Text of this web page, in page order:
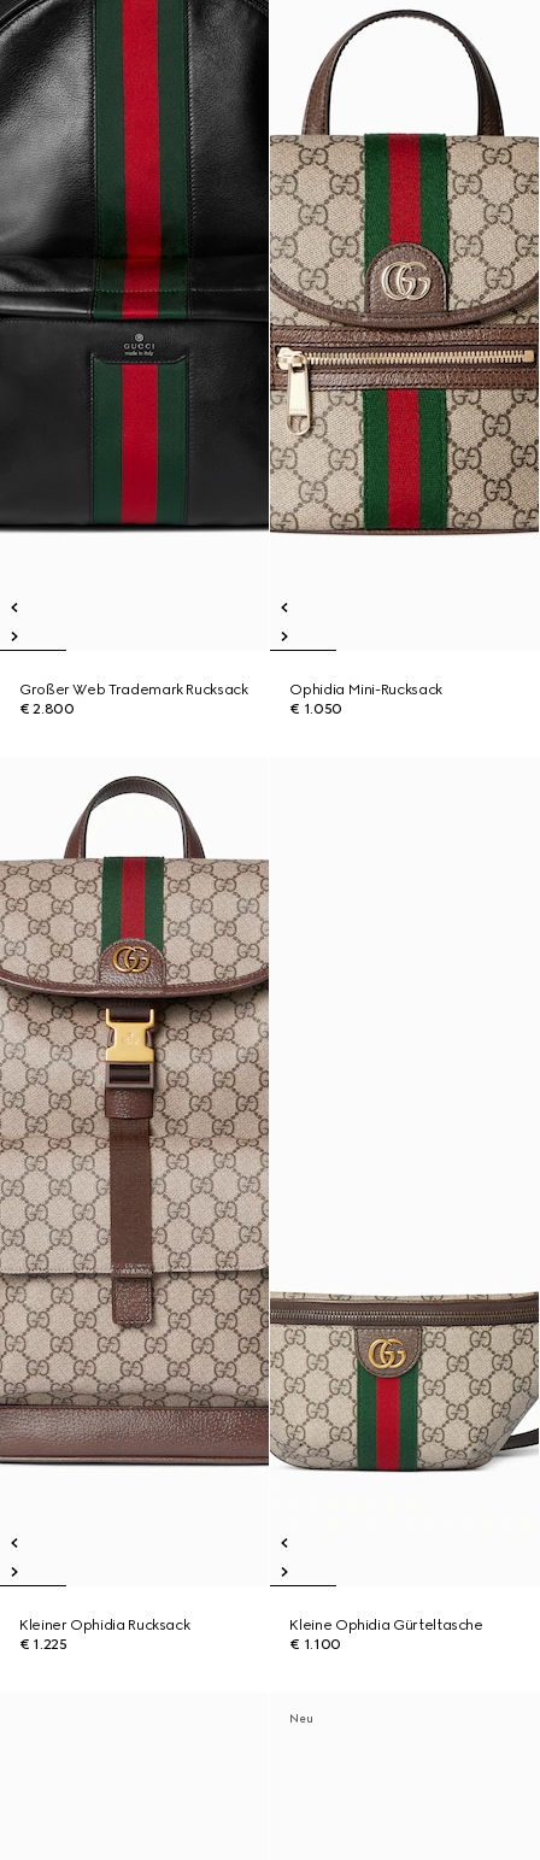
Großer Web Trademark Rucksack
€ 2.800
Ophidia Mini-Rucksack
€ 1.050
Kleiner Ophidia Rucksack
€ 1.225
Kleine Ophidia Gürteltasche
€ 1.100
Neu